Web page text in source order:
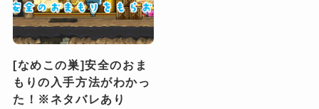
[なめこの巣]安全のおま
もりの入手方法がわかっ
た！※ネタバレあり